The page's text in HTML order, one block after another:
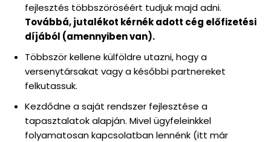
fejlesztés többszöröséért tudjuk majd adni.
Továbbá, jutalékot kérnék adott cég előfizetési
díjából (amennyiben van).
Többször kellene külföldre utazni, hogy a
versenytársakat vagy a későbbi partnereket
felkutassuk.
Kezdődne a saját rendszer fejlesztése a
tapasztalatok alapján. Mivel ügyfeleinkkel
folyamatosan kapcsolatban lennénk (itt már